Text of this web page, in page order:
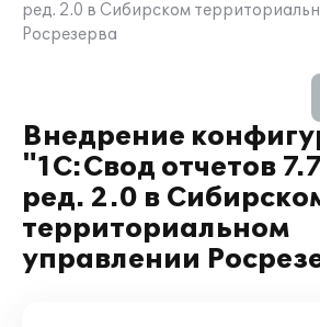
ред. 2.0 в Сибирском
Росрезерва
Внедрение
"1С:Свод отчетов
ред. 2.0 в
территориальном
управлении